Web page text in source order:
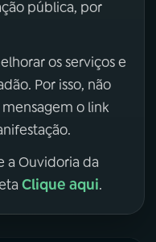
pública, por
os serviços e
Por isso, não
o link
a Ouvidoria da
Clique aqui.